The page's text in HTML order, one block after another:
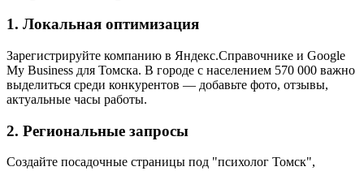
1. Локальная оптимизация
Зарегистрируйте компанию в Яндекс.Справочнике и Google
My Business для Томска. В городе с населением 570 000 важно
выделиться среди конкурентов — добавьте фото, отзывы,
актуальные часы работы.
2. Региональные запросы
Создайте посадочные страницы под "психолог Томск",